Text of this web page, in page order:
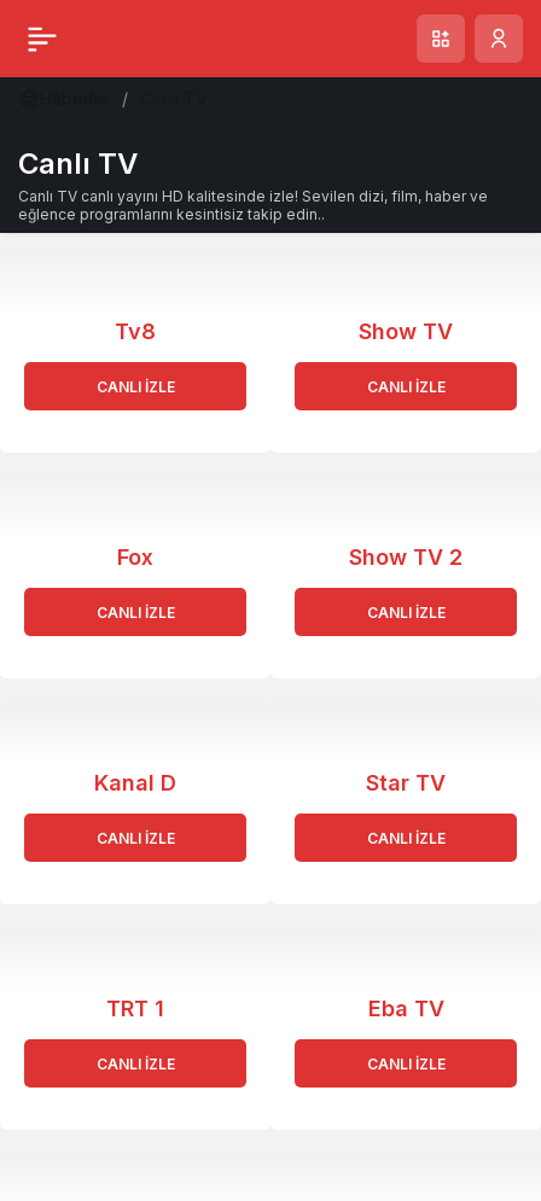
Canlı TV
Canlı TV canlı yayını HD kalitesinde izle! Sevilen dizi, film, haber ve
eğlence programlarını kesintisiz takip edin..
Tv8
CANLI İZLE
Show TV
CANLI İZLE
Fox
CANLI İZLE
Show TV 2
CANLI İZLE
Kanal D
CANLI İZLE
Star TV
CANLI İZLE
TRT 1
CANLI İZLE
Eba TV
CANLI İZLE